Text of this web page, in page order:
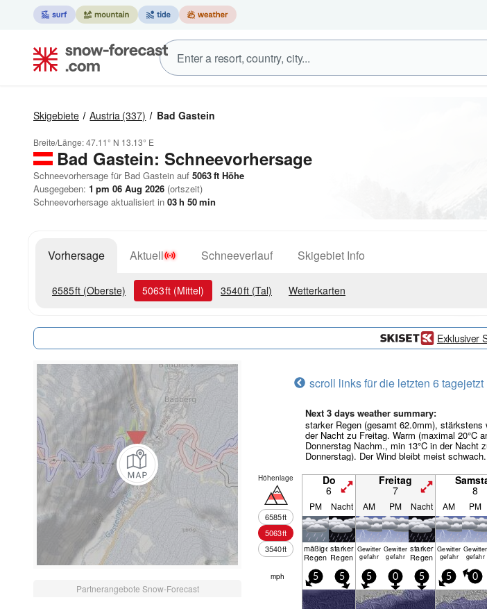
Skigebiete Austria (337) Bad Gastein
Breite/Länge:47.11° N 13.13° E
Bad Gastein: Schneevorhersage
Schneevorhersage für Bad Gastein auf 5063ft Höhe
Ausgegeben: 1 pm 06 Aug 2026 (ortszeit)
Schneevorhersage aktualisiert in 03h 49min
Vorhersage Aktuell Schneeverlauf Skigebiet Info
6585ft (Oberste) 5063ft (Mittel) 3540ft (Tal) Wetterkarten
Exklusiver
Partnerangebote Snow-Forecast
scroll links für die letzten 6 tagejetzt
Next 3 days weather summary:
starker Regen (gesamt 62.0mm), stärkstens
der Nacht zu Freitag. Warm (maximal 20°C
Donnerstag Nachm., min 13°C in der Nacht
Donnerstag). Der Wind bleibt meist
Höhenlage
6585ft
5063ft
3540ft
Do
6
Freitag
7 8
PM Nacht AM PM Nacht AM PM
mäßiger
Regen
starker
Regen
Gewitter
gefahr
Gewitter
gefahr
starker
Regen
Gewitter
gefahr
Gewitter
gefahr
mph 5 5 5 0 5 5 0